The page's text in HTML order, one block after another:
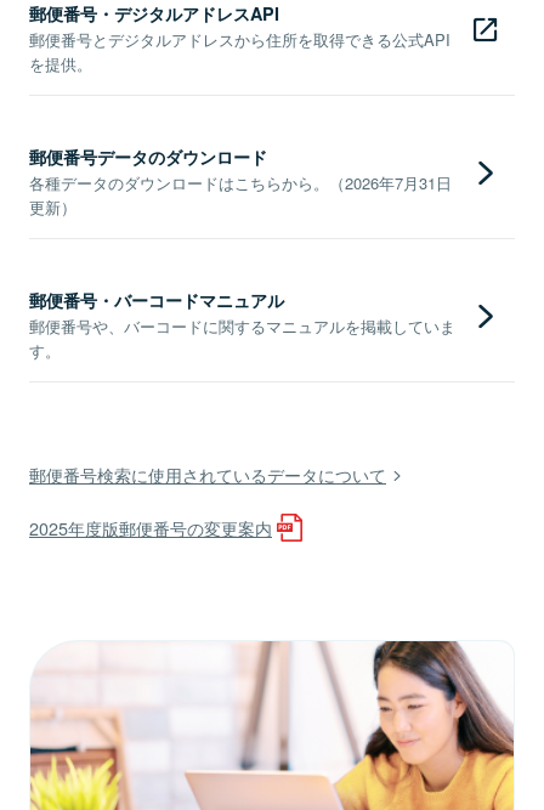
郵便番号・デジタルアドレスAPI
郵便番号とデジタルアドレスから住所を取得できる公式API
を提供。
郵便番号データのダウンロード
各種データのダウンロードはこちらから。（2026年7月31日
更新）
郵便番号・バーコードマニュアル
郵便番号や、バーコードに関するマニュアルを掲載していま
す。
郵便番号検索に使用されているデータについて
2025年度版郵便番号の変更案内